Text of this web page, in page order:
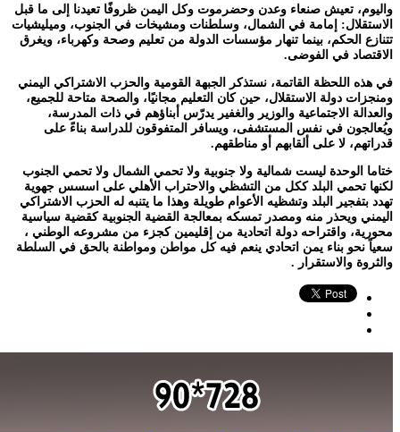
واليوم، تعيش صنعاء وعدن وحضرموت وكل اليمن ظروفًا تعيدنا إلى ما قبل
الاستقلال: إمامة في الشمال، وسلطنات ومشيخات في الجنوب، وميليشيات
تتنازع الحكم، بينما تنهار مؤسسات الدولة من تعليم وصحة وكهرباء، ويغرق
الاقتصاد في الفوضى.
في هذه اللحظة القاتمة، نستذكر الجبهة القومية والحزب الاشتراكي اليمني
ومنجزات دولة الاستقلال، حين كان التعليم مجانيًا، والصحة متاحة للجميع،
والعدالة الاجتماعية والوزير والغفير يدرّس أبناؤهم في ذات المدرسة،
ويُعالجون في نفس المستشفى، ويسافر المتفوقون للدراسة بناءً على
قدراتهم، لا على ألقابهم أو مناطقهم.
ختاما الوحدة ليست شمالية ولا جنوبية ولا تحمي الشمال ولا تحمي الجنوب
لكنها تحمي البلد ككل من التشظي والاحتراب الأهلي على اسسس جهوية
تهدد بتفجير البلد وتشظيه الأعوام طويلة وهذا ما يتنبه له الحزب الاشتراكي
اليمني ويحذر منه ومصدر تمسكه بمعالجة القضية الجنوبية كقضية سياسية
محورية، واقتراحه دولة اتحادية من إقليمين كجزء من مشروعه الوطني ،
سعياً نحو بناء يمن اتحادي ينعم فيه كل مواطن ومواطنة بالحق في السلطة
والثروة والاستقرار .